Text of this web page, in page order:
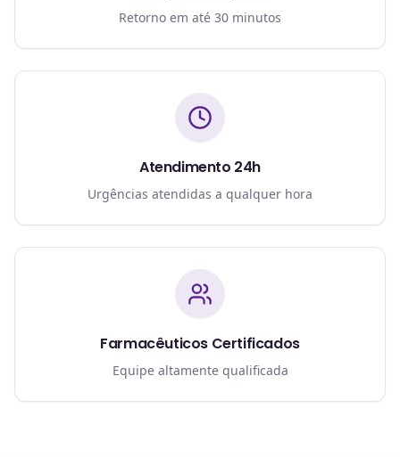
Retorno em até 30 minutos
Atendimento 24h
Urgências atendidas a qualquer hora
Farmacêuticos Certificados
Equipe altamente qualificada